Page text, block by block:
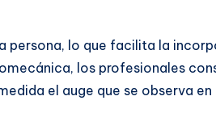
lo que facilita la
los profesionales
el auge que se observa en